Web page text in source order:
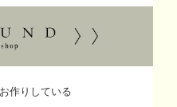
作りしている